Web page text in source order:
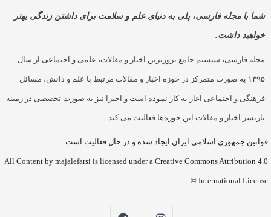
با مجله فارسی، پلی به دنیای علم و سلامت برای داشتن زندگی بهتر
داشت.
فارسی، سیستم جامع بروزترین اخبار و مقالات، علمی و اجتماعی از سال
۱۳۹۵ به صورت متمرکز در حوزه اخبار و مقالات مرتبط با علم و دانش، مسائل
و اجتماعی آغاز به کار نموده است و اخیرا نیز به صورت تخصصی در زمینه
اخبار و مقالات این حوزه‌ها فعالیت می کند.
جمهوری اسلامی ایران ایجاد شده و در حال فعالیت است.
All Content by majalefarsi is licensed under a Creative Commons Attribution
International